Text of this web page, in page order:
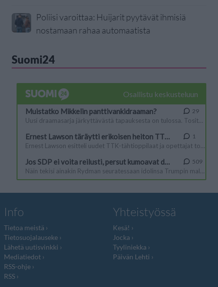
Poliisi varoittaa: Huijarit pyytävät ihmisiä
nostamaan rahaa automaatista
Suomi24
Info
Tietoa meistä
Tietosuojalauseke
Lähetä uutisvinkki
Mediatiedot
RSS-ohje
RSS
Yhteistyössä
Kesä!
Jocka
Tyyliniekka
Päivän Lehti